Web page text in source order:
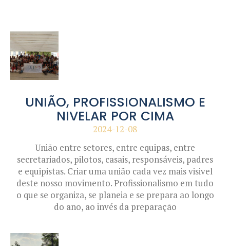
UNIÃO, PROFISSIONALISMO E
NIVELAR POR CIMA
2024-12-08
União entre setores, entre equipas, entre
secretariados, pilotos, casais, responsáveis, padres
e equipistas. Criar uma união cada vez mais visivel
deste nosso movimento. Profissionalismo em tudo
o que se organiza, se planeia e se prepara ao longo
do ano, ao invés da preparação